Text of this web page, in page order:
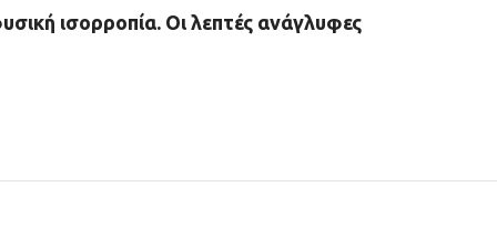
ισορροπία. Οι λεπτές ανάγλυφες